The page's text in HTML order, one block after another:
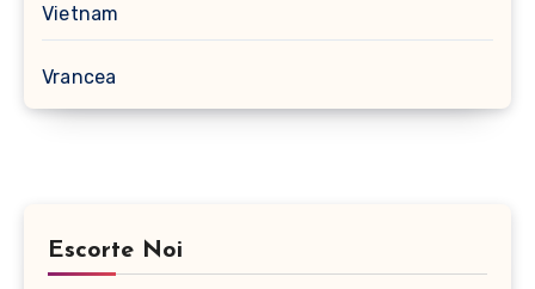
Vietnam
Vrancea
Escorte Noi